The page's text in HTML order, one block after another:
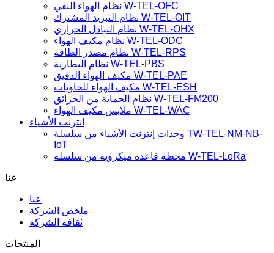
نظام الهواء النقي W-TEL-OFC
نظام التبريد المشترك W-TEL-OIT
نظام التبادل الحراري W-TEL-OHX
نظام مكيف الهواء W-TEL-ODC
نظام مصدر الطاقة W-TEL-RPS
نظام البطارية W-TEL-PBS
مكيف الهواء الدقيق W-TEL-PAE
مكيف الهواء للحاويات W-TEL-ESH
نظام الحماية من الحرائق W-TEL-FM200
ملابس مكيف الهواء W-TEL-WAC
انترنت الأشياء
وحدات إنترنت الأشياء من سلسلة TW-TEL-NM-NB-
IoT
محطة قاعدة ميكروية من سلسلة W-TEL-LoRa
عنا
عنا
ملخص الشركة
ثقافة الشركة
المنتجات